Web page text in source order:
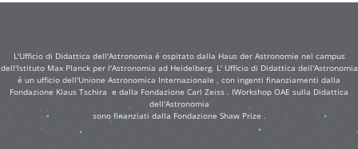
L'Ufficio di Didattica dell'Astronomia é ospitato dalla Haus der Astronomie nel campus
dell'Istituto Max Planck per l'Astronomia ad Heidelberg. L' Ufficio di Didattica dell'Astronomia
é un ufficio dell'Unione Astronomica Internazionale , con ingenti finanziamenti dalla
Fondazione Klaus Tschira e dalla Fondazione Carl Zeiss . IWorkshop OAE sulla Didattica
dell'Astronomia
sono finanziati dalla Fondazione Shaw Prize .